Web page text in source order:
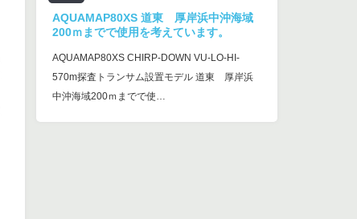
AQUAMAP80XS 道東 厚岸浜中沖海域
200ｍまでで使用を考えています。
AQUAMAP80XS CHIRP-DOWN VU-LO-HI-
570m探査トランサム設置モデル 道東 厚岸浜
中沖海域200ｍまでで使…